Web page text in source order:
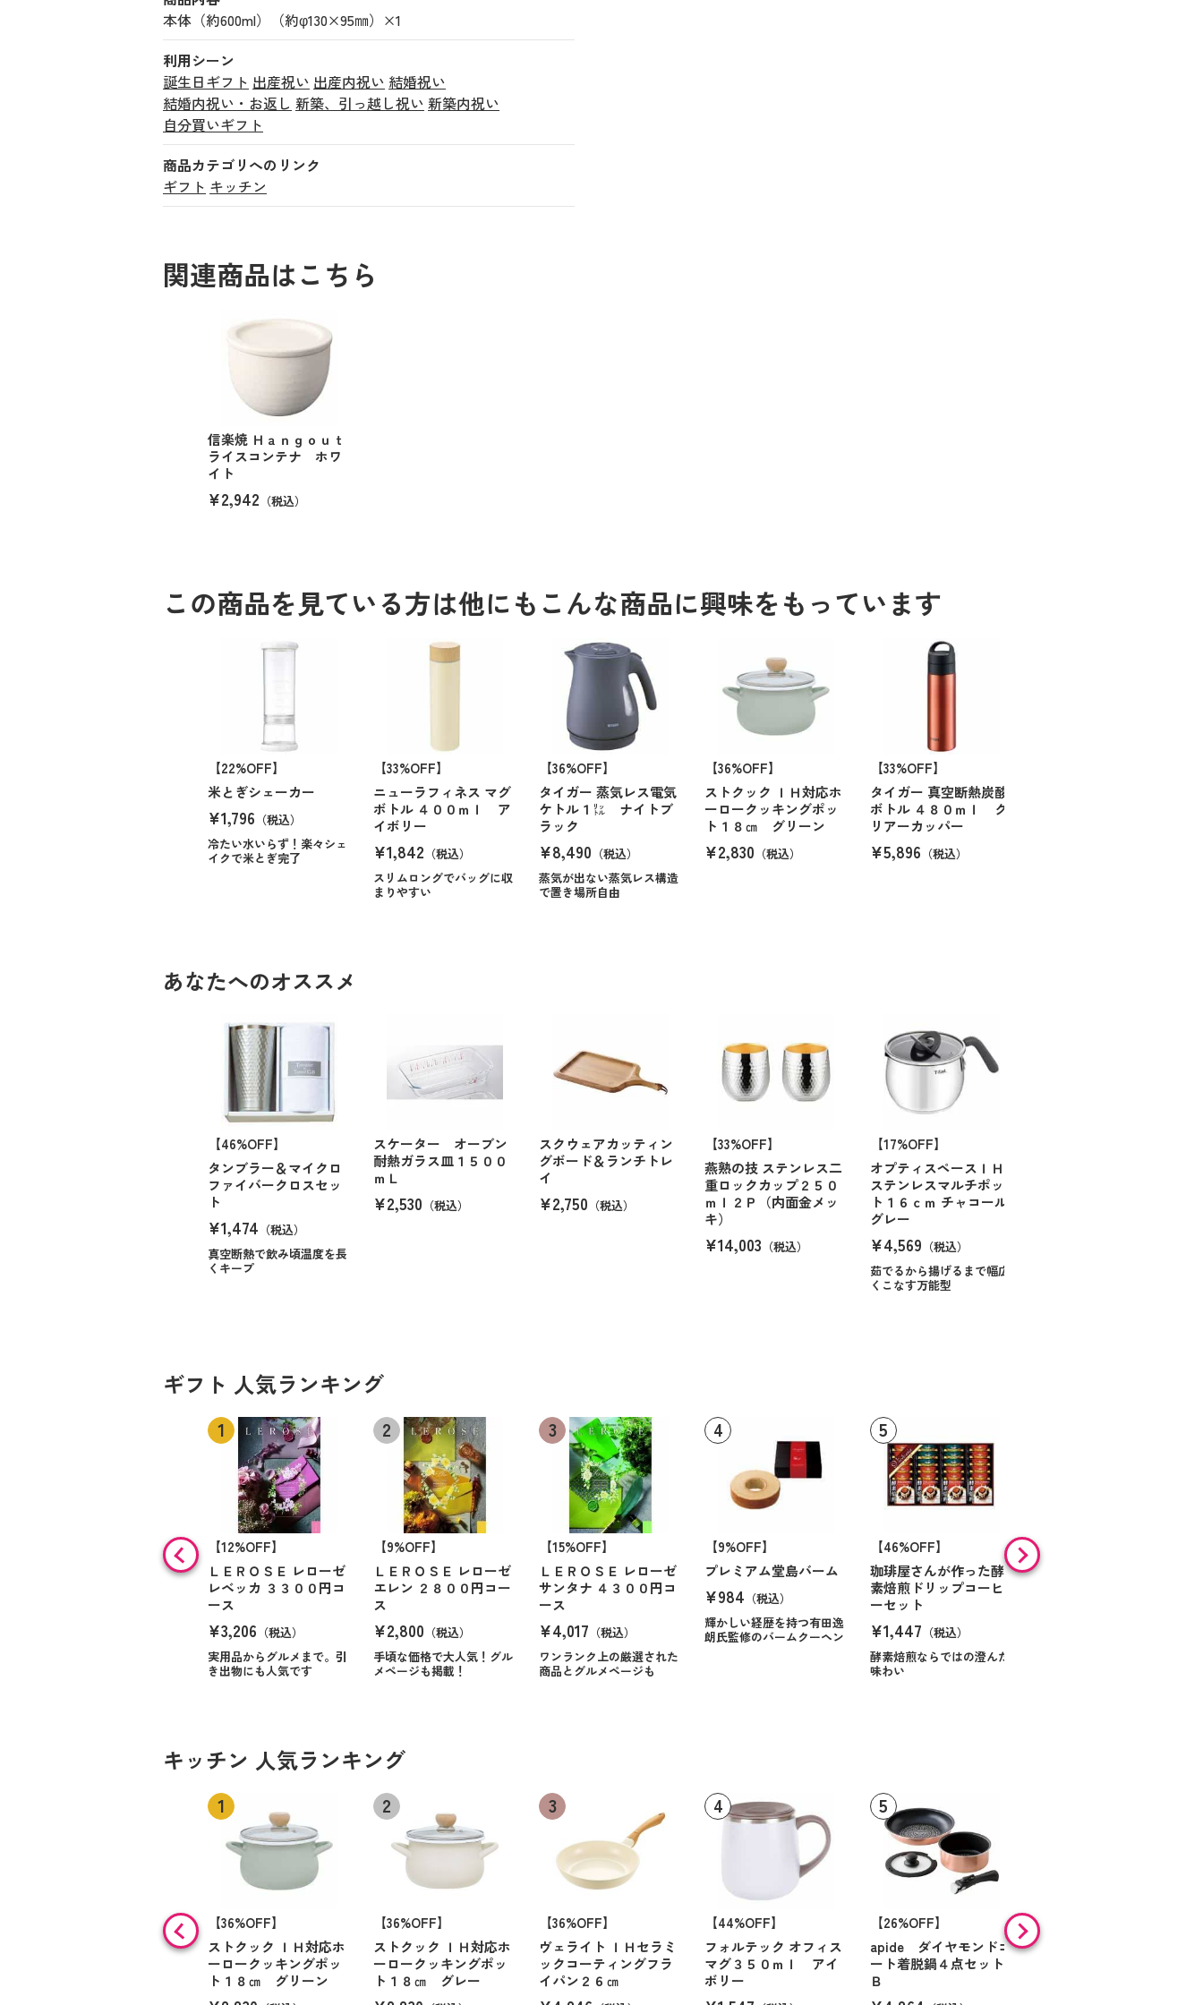
本体（約600ml）（約φ130×95㎜）×1
利用シーン
誕生日ギフト 出産祝い 出産内祝い 結婚祝い
結婚内祝い・お返し 新築、引っ越し祝い 新築内祝い
自分買いギフト
商品カテゴリへのリンク
ギフト キッチン
関連商品はこちら
信楽焼 Ｈａｎｇｏｕｔ
ライスコンテナ ホワ
イト
¥2,942 （税込）
この商品を見ている方は他にもこんな商品に興味をもっています
【22%OFF】
米とぎシェーカー
¥1,796 （税込）
冷たい水いらず！楽々シェ
イクで米とぎ完了
【33%OFF】
ニューラフィネス マグ
ボトル ４００ｍｌ ア
イボリー
¥1,842 （税込）
スリムロングでバッグに収
まりやすい
【36%OFF】
タイガー 蒸気レス電気
ケトル１㍑ ナイトブ
ラック
¥8,490 （税込）
蒸気が出ない蒸気レス構造
で置き場所自由
【36%OFF】
ストクック ＩＨ対応ホ
ーロークッキングポッ
ト１８㎝ グリーン
¥2,830 （税込）
【33%OFF】
タイガー 真空断熱炭酸
ボトル ４８０ｍｌ ク
リアーカッパー
¥5,896 （税込）
あなたへのオススメ
【46%OFF】
タンブラー＆マイクロ
ファイバークロスセッ
ト
¥1,474 （税込）
真空断熱で飲み頃温度を長
くキープ
スケーター オーブン
耐熱ガラス皿１５００
ｍＬ
¥2,530 （税込）
スクウェアカッティン
グボード＆ランチトレ
イ
¥2,750 （税込）
【33%OFF】
燕熟の技 ステンレス二
重ロックカップ２５０
ｍｌ２Ｐ（内面金メッ
キ）
¥14,003 （税込）
【17%OFF】
オプティスペースＩＨ
ステンレスマルチポッ
ト１６ｃｍ チャコール
グレー
¥4,569 （税込）
茹でるから揚げるまで幅広
くこなす万能型
ギフト 人気ランキング
【12%OFF】
ＬＥＲＯＳＥ レローゼ
レベッカ ３３００円コ
ース
¥3,206 （税込）
実用品からグルメまで。引
き出物にも人気です
【9%OFF】
ＬＥＲＯＳＥ レローゼ
エレン ２８００円コー
ス
¥2,800 （税込）
手頃な価格で大人気！グル
メページも掲載！
【15%OFF】
ＬＥＲＯＳＥ レローゼ
サンタナ ４３００円コ
ース
¥4,017 （税込）
ワンランク上の厳選された
商品とグルメページも
【9%OFF】
プレミアム堂島バーム
¥984 （税込）
輝かしい経歴を持つ有田逸
朗氏監修のバームクーヘン
【46%OFF】
珈琲屋さんが作った酵
素焙煎ドリップコーヒ
ーセット
¥1,447 （税込）
酵素焙煎ならではの澄んだ
味わい
【9%OFF】
アラン・ド・パリ ショ
キッチン 人気ランキング
【36%OFF】
ストクック ＩＨ対応ホ
ーロークッキングポッ
ト１８㎝ グリーン
【36%OFF】
ストクック ＩＨ対応ホ
ーロークッキングポッ
ト１８㎝ グレー
【36%OFF】
ヴェライト ＩＨセラミ
ックコーティングフラ
イパン２６㎝
【44%OFF】
フォルテック オフィス
マグ３５０ｍｌ アイ
ボリー
【26%OFF】
apide ダイヤモンドコ
ート着脱鍋４点セット
Ｂ
HARIO 一膳屋 耐熱
ガラス製電子レンジ用